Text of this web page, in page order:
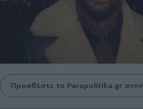
Προσθέστε το Parapolitika.gr στην